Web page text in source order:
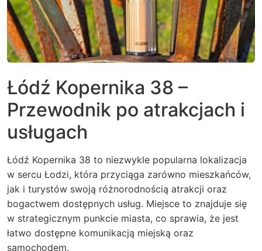
Łódź Kopernika 38 –
Przewodnik po atrakcjach i
usługach
Łódź Kopernika 38 to niezwykle popularna lokalizacja
w sercu Łodzi, która przyciąga zarówno mieszkańców,
jak i turystów swoją różnorodnością atrakcji oraz
bogactwem dostępnych usług. Miejsce to znajduje się
w strategicznym punkcie miasta, co sprawia, że jest
łatwo dostępne komunikacją miejską oraz
samochodem.